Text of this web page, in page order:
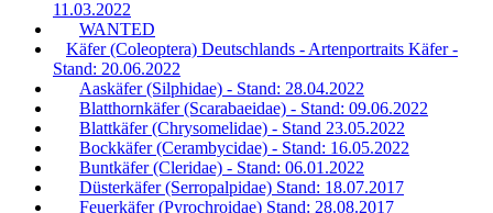
11.03.2022
WANTED
Käfer (Coleoptera) Deutschlands - Artenportraits Käfer -
Stand: 20.06.2022
Aaskäfer (Silphidae) - Stand: 28.04.2022
Blatthornkäfer (Scarabaeidae) - Stand: 09.06.2022
Blattkäfer (Chrysomelidae) - Stand 23.05.2022
Bockkäfer (Cerambycidae) - Stand: 16.05.2022
Buntkäfer (Cleridae) - Stand: 06.01.2022
Düsterkäfer (Serropalpidae) Stand: 18.07.2017
Feuerkäfer (Pyrochroidae) Stand: 28.08.2017